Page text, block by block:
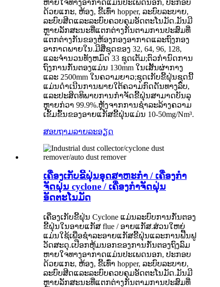
ຫາຍໃຈທາງອາກາດແມ່ນປະເພດນອກ, ປະກອບ
ດ້ວຍແກະ, ຫ້ອງ, ຂີ້ເທົ່າ hopper, ລະບົບລະບາຍ,
ລະບົບສີດແລະລະບົບຄວບຄຸມອັດຕະໂນມັດ.ມັນມີ
ຫຼາຍລັກສະນະທີ່ແຕກຕ່າງກັນຕາມການປະສົມທີ່
ແຕກຕ່າງກັນຂອງຫ້ອງກອງອາກາດແລະຖົງກອງ
ອາກາດພາຍໃນ.ມີສີ່ຊຸດຂອງ 32, 64, 96, 128,
ແລະຈໍານວນທັງຫມົດ 33 ຊຸດເຕັມ;ຕົວກໍານົດການ
ຖົງການກັ່ນຕອງແມ່ນ 130mm ໃນເສັ້ນຜ່າກາງ
ແລະ 2500mm ໃນຄວາມຍາວ;ຊຸດເກັບຂີ້ຝຸ່ນຊຸດນີ້
ແມ່ນດໍາເນີນການພາຍໃຕ້ຄວາມກົດດັນທາງລົບ,
ແລະປະສິດທິພາບການກໍາຈັດຂີ້ຝຸ່ນສາມາດບັນລຸ
ຫຼາຍກ່ວາ 99.9%.ຫຼັງຈາກການຊໍາລະລ້າງຄວາມ
ເຂັ້ມຂົ້ນຂອງອາຍແກັສຂີ້ຝຸ່ນແມ່ນ 10-50mg/Nm³.
ສອບຖາມລາຍລະອຽດ
ເຄື່ອງເກັບຂີ້ຝຸ່ນອຸດສາຫະກໍາ / ເຄື່ອງກໍາ
ຈັດຝຸ່ນ cyclone / ເຄື່ອງກໍາຈັດຝຸ່ນ
ອັດຕະໂນມັດ
ເຄື່ອງເກັບຂີ້ຝຸ່ນ Cyclone ແມ່ນລະບົບການກັ່ນຕອງ
ຂີ້ຝຸ່ນໃນອາຍແກັສ flue / ອາຍແກັສ.ສ່ວນໃຫຍ່
ແມ່ນໃຊ້ເພື່ອຊໍາລະອາຍແກັສຂີ້ຝຸ່ນແລະການຟື້ນຟູ
ວັດສະດຸ.ເປືອກຫຸ້ມນອກຂອງການກັ່ນຕອງຖົງລົມ
ຫາຍໃຈທາງອາກາດແມ່ນປະເພດນອກ, ປະກອບ
ດ້ວຍແກະ, ຫ້ອງ, ຂີ້ເທົ່າ hopper, ລະບົບລະບາຍ,
ລະບົບສີດແລະລະບົບຄວບຄຸມອັດຕະໂນມັດ.ມັນມີ
ຫຼາຍລັກສະນະທີ່ແຕກຕ່າງກັນຕາມການປະສົມທີ່